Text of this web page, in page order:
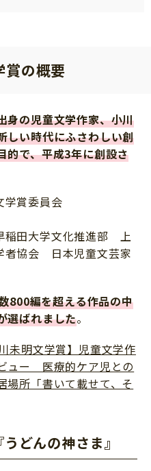
賞の概要
身の児童文学作家、小川
しい時代にふさわしい創
的で、平成3年に創設さ
賞委員会
田大学文化推進部 上
協会 日本児童文芸家
800編を超える作品の中
選ばれました。
明文学賞】児童文学作
ュー 医療的ケア児との
場所「書いて載せて、そ
どんの神さま』